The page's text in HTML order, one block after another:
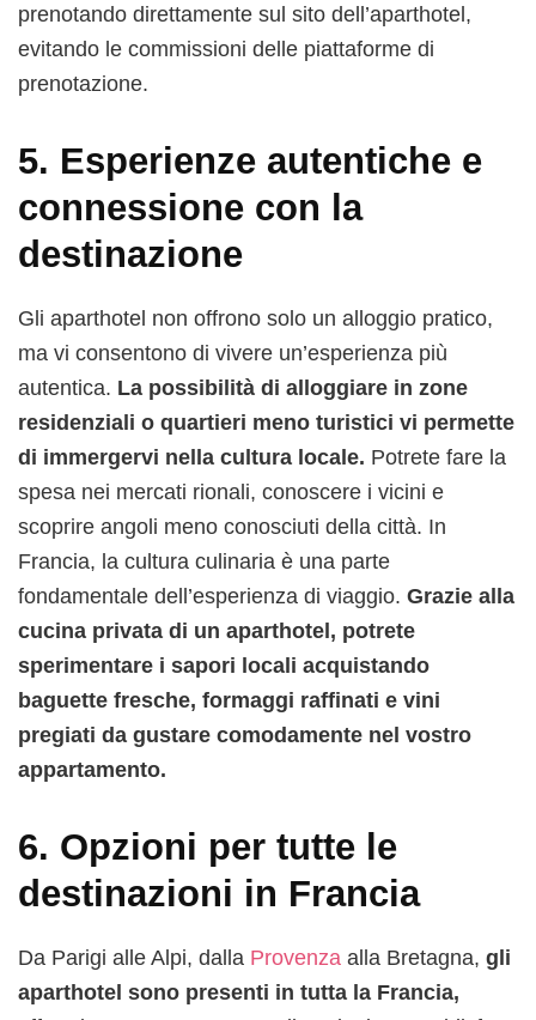
prenotando direttamente sul sito dell’aparthotel,
evitando le commissioni delle piattaforme di
prenotazione.
5. Esperienze autentiche e
connessione con la
destinazione
Gli aparthotel non offrono solo un alloggio pratico,
ma vi consentono di vivere un’esperienza più
autentica. La possibilità di alloggiare in zone
residenziali o quartieri meno turistici vi permette
di immergervi nella cultura locale. Potrete fare la
spesa nei mercati rionali, conoscere i vicini e
scoprire angoli meno conosciuti della città. In
Francia, la cultura culinaria è una parte
fondamentale dell’esperienza di viaggio. Grazie alla
cucina privata di un aparthotel, potrete
sperimentare i sapori locali acquistando
baguette fresche, formaggi raffinati e vini
pregiati da gustare comodamente nel vostro
appartamento.
6. Opzioni per tutte le
destinazioni in Francia
Da Parigi alle Alpi, dalla Provenza alla Bretagna, gli
aparthotel sono presenti in tutta la Francia,